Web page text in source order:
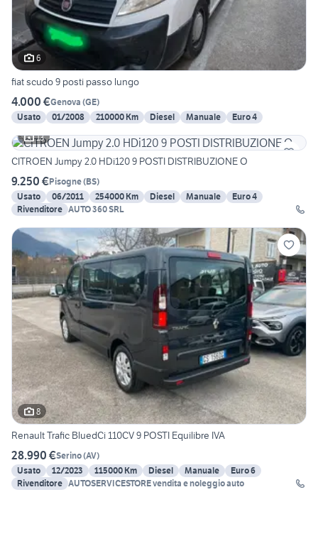
6
fiat scudo 9 posti passo lungo
4.000 €Genova (GE)
Usato
01/2008 210000 Km Diesel Manuale
Euro 4
13
CITROEN Jumpy 2.0 HDi120 9 POSTI DISTRIBUZIONE O
9.250 €Pisogne(BS)
Usato
06/2011 254000 Km Diesel Manuale
Euro 4
Rivenditore AUTO 360 SRL
8
Renault Trafic BluedCi 110CV 9 POSTI Equilibre IVA
28.990 €Serino(AV)
Usato
12/2023 115000 Km Diesel Manuale
Euro 6
Rivenditore AUTOSERVICESTORE vendita e noleggio auto